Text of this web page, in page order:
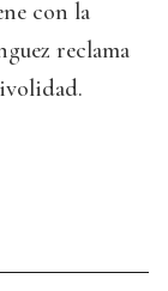
con la
reclama